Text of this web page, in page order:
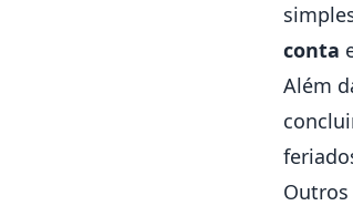
conta
Além